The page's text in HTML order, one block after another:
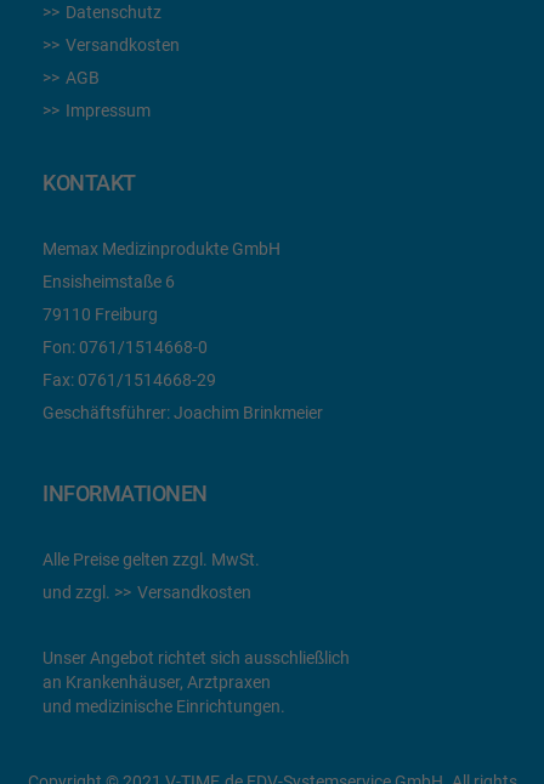
Datenschutz
Versandkosten
AGB
Impressum
KONTAKT
Memax Medizinprodukte GmbH
Ensisheimstaße 6
79110 Freiburg
Fon: 0761/1514668-0
Fax: 0761/1514668-29
Geschäftsführer: Joachim Brinkmeier
INFORMATIONEN
Alle Preise gelten zzgl. MwSt.
und zzgl.
Versandkosten
Unser Angebot richtet sich ausschließlich
an Krankenhäuser, Arztpraxen
und medizinische Einrichtungen.